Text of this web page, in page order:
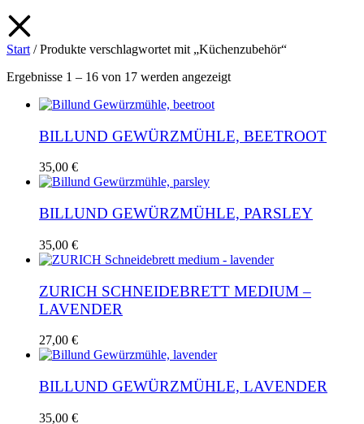
Start / Produkte verschlagwortet mit „Küchenzubehör“
Ergebnisse 1 – 16 von 17 werden angezeigtNach
BILLUND GEWÜRZMÜHLE, BEETROOT
35,00 €
BILLUND GEWÜRZMÜHLE, PARSLEY
35,00 €
ZURICH SCHNEIDEBRETT MEDIUM –
LAVENDER
27,00 €
BILLUND GEWÜRZMÜHLE, LAVENDER
35,00 €